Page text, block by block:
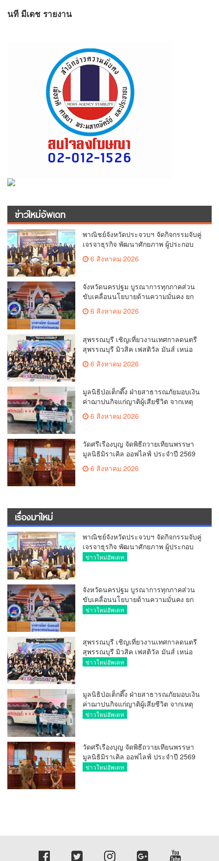
นที มีเดช รายงาน
ข่าวใหม่อัพเดท
พาณิชย์จังหวัดประจวบฯ จัดกิจกรรมจับคู่
เจรจาธุรกิจ พัฒนาศักยภาพ ผู้ประกอบ
ระหว่างประเทศ
6 สิงหาคม 2026
จังหวัดนครปฐม บูรณาการทุกภาคส่วน
ขับเคลื่อนนโยบายด้านความมั่นคง ยก
ระดับการป้องกันอาชญากรรมทาง
เทคโนโลยี
6 สิงหาคม 2026
สุพรรณบุรี เชิญเที่ยวงานเทศกาลดนตรี
สุพรรณบุรี มิวสิค เฟสติวัล มันส์ เหน่อ
6 สิงหาคม 2026
มูลนิธิป่อเต็กตึ๊ง ฝ่ายสาธารณภัยมอบเงิน
ค่าฌาปนกิจแก่ญาติผู้เสียชีวิต จากเหตุ
20,000 บาท
6 สิงหาคม 2026
วัดศรีเรืองบุญ จัดพิธีถวายเทียนพรรษา
มูลนิธิมิราเคิล ออฟไลฟ์ ประจำปี 2569
พล.ต.ต.ศิริวัฒน์ ดีพอ ให้เกียรติเป็น
ประธาน
6 สิงหาคม 2026
เรื่องมาใหม่
พาณิชย์จังหวัดประจวบฯ จัดกิจกรรมจับคู่
เจรจาธุรกิจ พัฒนาศักยภาพ ผู้ประกอบ
การ ขยายช่องทางการค้า สู่การค้า
ข่าวใหม่อัพเดท
จังหวัดนครปฐม บูรณาการทุกภาคส่วน
ขับเคลื่อนนโยบายด้านความมั่นคง ยก
ระดับการป้องกันอาชญากรรมทาง
ข่าวใหม่อัพเดท
สุพรรณบุรี เชิญเที่ยวงานเทศกาลดนตรี
สุพรรณบุรี มิวสิค เฟสติวัล มันส์ เหน่อ
มาก
ข่าวใหม่อัพเดท
มูลนิธิป่อเต็กตึ๊ง ฝ่ายสาธารณภัยมอบเงิน
ค่าฌาปนกิจแก่ญาติผู้เสียชีวิต จากเหตุ
เพลิงไหม้ โรงเบียร์ ณ ลาดพร้าว จำนวน
ข่าวใหม่อัพเดท
วัดศรีเรืองบุญ จัดพิธีถวายเทียนพรรษา
มูลนิธิมิราเคิล ออฟไลฟ์ ประจำปี 2569
พล.ต.ต.ศิริวัฒน์ ดีพอ ให้เกียรติเป็น
ข่าวใหม่อัพเดท